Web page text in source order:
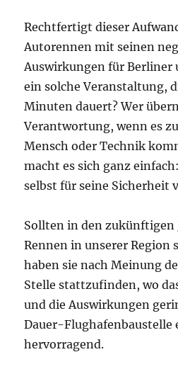
Rechtfertigt dieser
Autorennen mit seinen
Auswirkungen für Berliner
ein solche Veranstaltung,
Minuten dauert? Wer
Verantwortung, wenn es
Mensch oder Technik
macht es sich ganz
selbst für seine Sicherheit
Sollten in den zukünftigen
Rennen in unserer Region
haben sie nach Meinung
Stelle stattzufinden, wo
und die Auswirkungen
Dauer-Flughafenbaustelle
hervorragend.